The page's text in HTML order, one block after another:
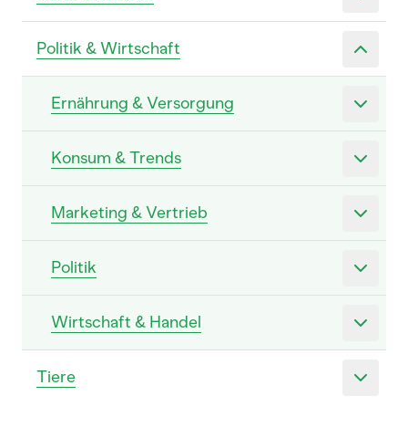
Politik & Wirtschaft
Ernährung & Versorgung
Konsum & Trends
Marketing & Vertrieb
Politik
Wirtschaft & Handel
Tiere